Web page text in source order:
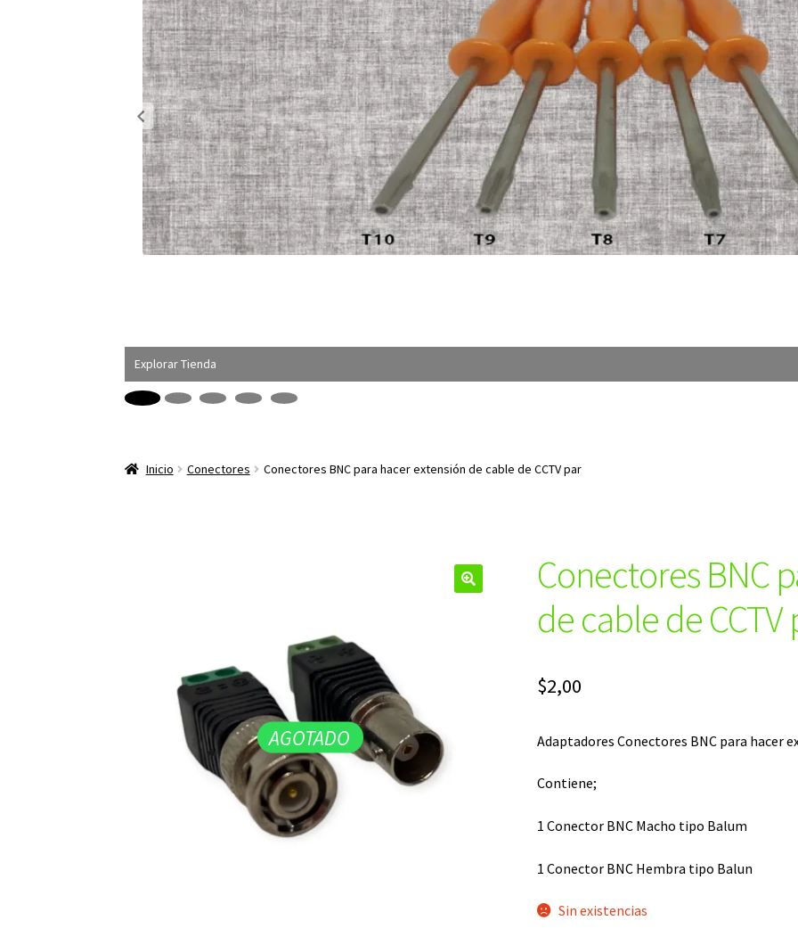
Explorar Tienda
Inicio Conectores Conectores BNC para hacer extensión de cable de CCTV par
AGOTADO
Conectores BNC
de cable de CCTV
$2,00
Adaptadores Conectores BNC para hacer
Contiene;
1 Conector BNC Macho tipo Balum
1 Conector BNC Hembra tipo Balun
Sin existencias